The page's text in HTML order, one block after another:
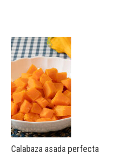
Calabaza asada perfecta